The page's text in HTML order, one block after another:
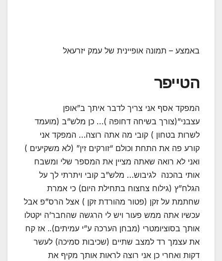
באמצע – תמונה אופיינית של עמק יזרעאל
הטייפר
המפקד אסף אני צריך לדבר איתך ב”אופן
עצבני”(צורך בשיחה דחופה )… כן מלש”ב (מועמד
לשרות בטחון ) קובי מה אתה רוצה… המפקד אני
קורע פה את התחת וכולם “זורקים זין” (לא משקיעים )
ואני לא רואה שאתה מציין את המספר שלי ומשבח
אותי בהכנה לגיבוש… מלש”ב קובי ויתרתי לך על
הגלח”ץ (גילוח צחצוח בתחילת היום) כי אמרת
שחתמת על זקן (פטור מהורדת זקן ) אצל הרס”פ אבל
עכשיו אתה ממש פעור ויש לי הרגשה שהחבר’ה יקטלו
אותך בסוציומטרי (מבחן הערכה ע”י עמיתים).. אז קח
את עצמך רד למצב שתיים (שכיבות סמיכה) לעשר
דקות ואחרי כן אני רוצה לראות אותך מקיף את